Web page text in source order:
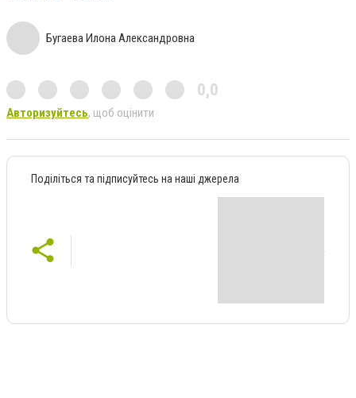
Бугаева Илона Александровна
0,0
Авторизуйтесь, щоб оцінити
Поділіться та підписуйтесь на наші джерела